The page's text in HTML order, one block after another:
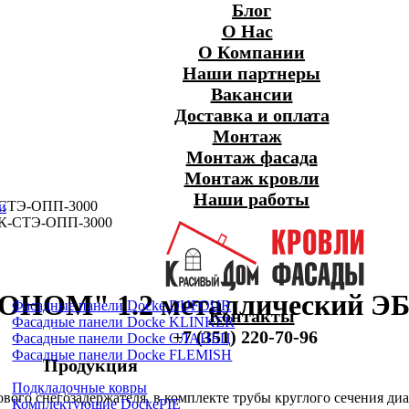
Продукция
Блог
О Нас
О Компании
Наши партнеры
Вакансии
Доставка и оплата
Монтаж
Монтаж фасада
Монтаж кровли
Наши работы
Контакты
+7 (351) 220-70-96
Фасадные панели Docke DUFOUR
Фасадные панели Docke KLINKER
Фасадные панели Docke СЛАНЕЦ
Фасадные панели Docke FLEMISH
Подкладочные ковры
Комплектующие DockePIE
СТЭ-ОПП-3000
1.2 металлический
снегозадержателя, в комплекте трубы круглого сечения